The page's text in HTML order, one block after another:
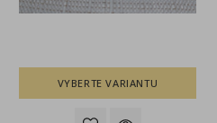
VYBERTE VARIANTU